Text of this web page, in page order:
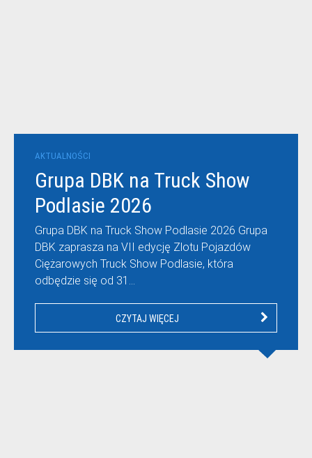
AKTUALNOŚCI
Grupa DBK na Truck Show
Podlasie 2026
Grupa DBK na Truck Show Podlasie 2026 Grupa
DBK zaprasza na VII edycję Zlotu Pojazdów
Ciężarowych Truck Show Podlasie, która
odbędzie się od 31…
CZYTAJ WIĘCEJ